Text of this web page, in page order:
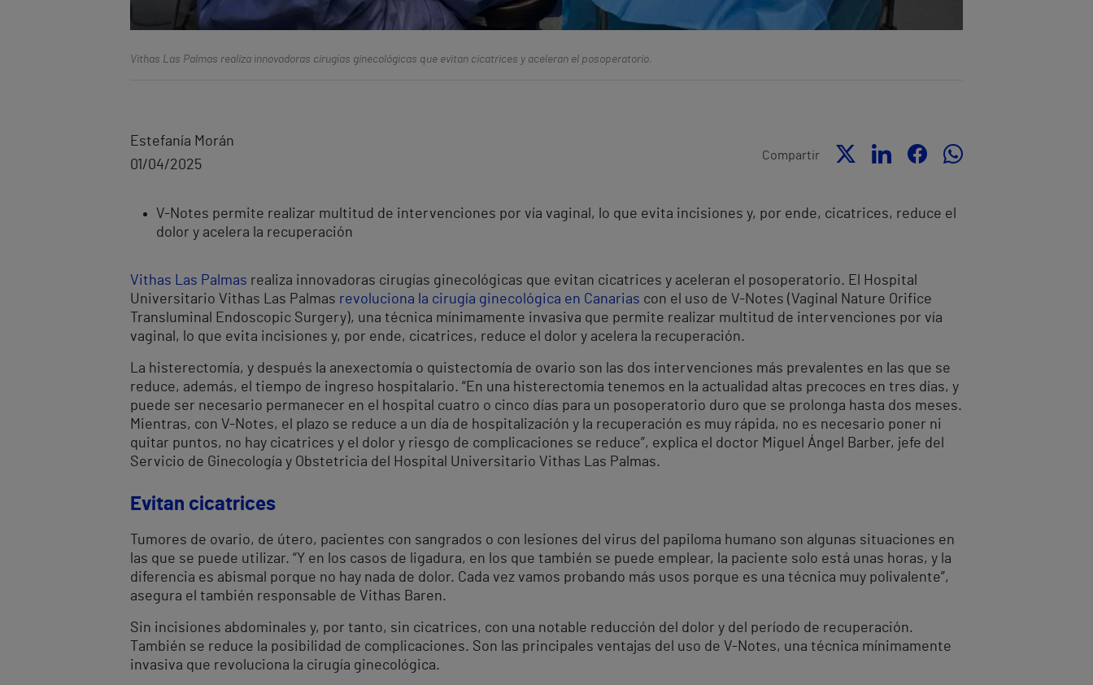
Vithas Las Palmas realiza innovadoras cirugías ginecológicas que evitan cicatrices y aceleran el posoperatorio.
Estefanía Morán
01/04/2025
Compartir
V-Notes permite realizar multitud de intervenciones por vía vaginal, lo que evita incisiones y, por ende, cicatrices, reduce el
dolor y acelera la recuperación
Vithas Las Palmas realiza innovadoras cirugías ginecológicas que evitan cicatrices y aceleran el posoperatorio. El Hospital
Universitario Vithas Las Palmas revoluciona la cirugía ginecológica en Canarias con el uso de V-Notes (Vaginal Nature Orifice
Transluminal Endoscopic Surgery), una técnica mínimamente invasiva que permite realizar multitud de intervenciones por vía
vaginal, lo que evita incisiones y, por ende, cicatrices, reduce el dolor y acelera la recuperación.
La histerectomía, y después la anexectomía o quistectomía de ovario son las dos intervenciones más prevalentes en las que se
reduce, además, el tiempo de ingreso hospitalario. “En una histerectomía tenemos en la actualidad altas precoces en tres días, y
puede ser necesario permanecer en el hospital cuatro o cinco días para un posoperatorio duro que se prolonga hasta dos meses.
Mientras, con V-Notes, el plazo se reduce a un día de hospitalización y la recuperación es muy rápida, no es necesario poner ni
quitar puntos, no hay cicatrices y el dolor y riesgo de complicaciones se reduce”, explica el doctor Miguel Ángel Barber, jefe del
Servicio de Ginecología y Obstetricia del Hospital Universitario Vithas Las Palmas.
Evitan cicatrices
Tumores de ovario, de útero, pacientes con sangrados o con lesiones del virus del papiloma humano son algunas situaciones en
las que se puede utilizar. “Y en los casos de ligadura, en los que también se puede emplear, la paciente solo está unas horas, y la
diferencia es abismal porque no hay nada de dolor. Cada vez vamos probando más usos porque es una técnica muy polivalente”,
asegura el también responsable de Vithas Baren.
Sin incisiones abdominales y, por tanto, sin cicatrices, con una notable reducción del dolor y del período de recuperación.
También se reduce la posibilidad de complicaciones. Son las principales ventajas del uso de V-Notes, una técnica mínimamente
invasiva que revoluciona la cirugía ginecológica.